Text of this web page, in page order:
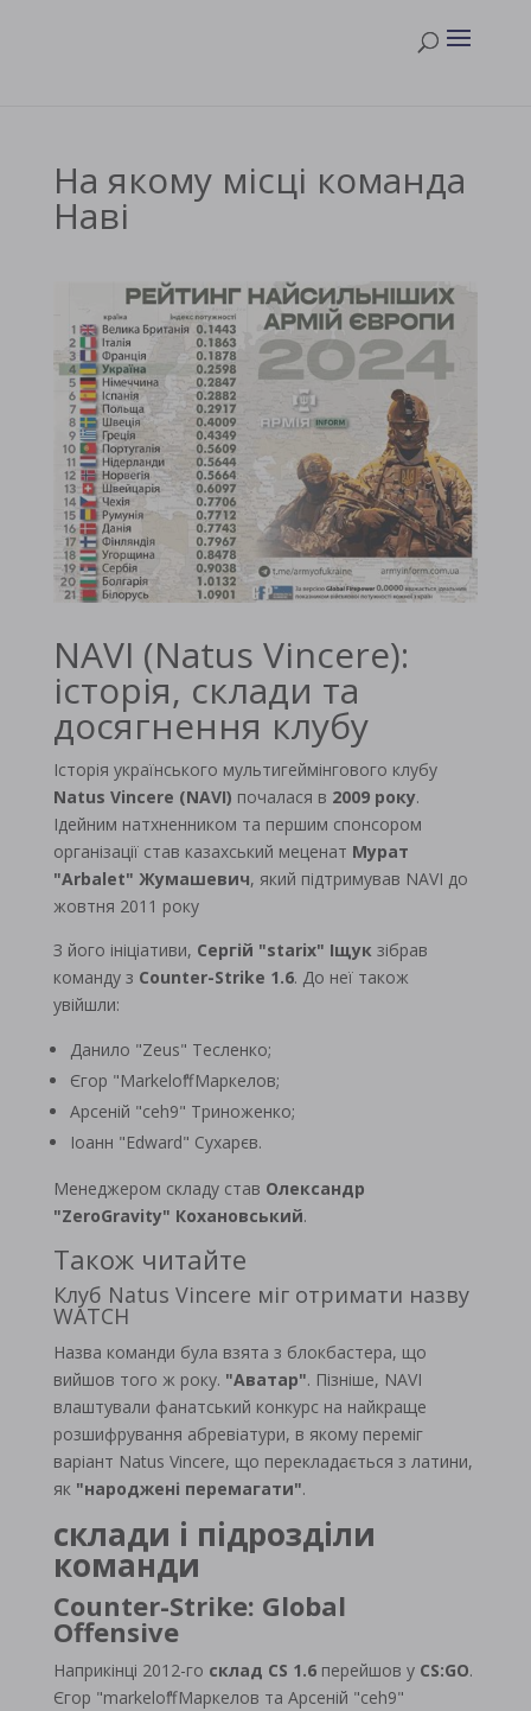
На якому місці команда
Наві
NAVI (Natus Vincere):
історія, склади та
досягнення клубу
Історія українського мультигеймінгового клубу
Natus Vincere (NAVI) почалася в 2009 року.
Ідейним натхненником та першим спонсором
організації став казахський меценат Мурат
"Arbalet" Жумашевич, який підтримував NAVI до
жовтня 2011 року
З його ініціативи, Сергій "starix" Іщукзібрав
команду з Counter-Strike 1.6. До неї також
увійшли:
Данило "Zeus" Тесленко;
Єгор "Markeloff" Маркелов;
Арсеній "ceh9" Триноженко;
Іоанн "Edward" Сухарєв.
Менеджером складу став Олександр
"ZeroGravity" Кохановський.
Також читайте
Клуб Natus Vincere міг отримати назву
WATCH
Назва команди була взята з блокбастера, що
вийшов того ж року. "Аватар". Пізніше, NAVI
влаштували фанатський конкурс на найкраще
розшифрування абревіатури, в якому переміг
варіант Natus Vincere, що перекладається з латини,
як "народжені перемагати".
склади і підрозділи
команди
Counter-Strike: Global
Offensive
Наприкінці 2012-го склад CS 1.6перейшов у CS:GO.
Єгор "markeloff" Маркелов та Арсеній "ceh9"